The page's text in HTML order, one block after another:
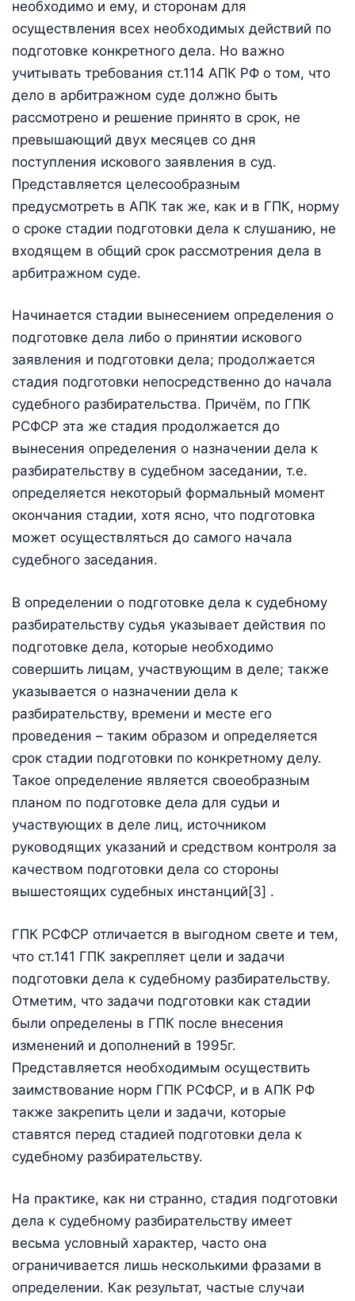
необходимо и ему, и сторонам для
осуществления всех необходимых действий по
подготовке конкретного дела. Но важно
учитывать требования ст.114 АПК РФ о том, что
дело в арбитражном суде должно быть
рассмотрено и решение принято в срок, не
превышающий двух месяцев со дня
поступления искового заявления в суд.
Представляется целесообразным
предусмотреть в АПК так же, как и в ГПК, норму
о сроке стадии подготовки дела к слушанию, не
входящем в общий срок рассмотрения дела в
арбитражном суде.
Начинается стадии вынесением определения о
подготовке дела либо о принятии искового
заявления и подготовки дела; продолжается
стадия подготовки непосредственно до начала
судебного разбирательства. Причём, по ГПК
РСФСР эта же стадия продолжается до
вынесения определения о назначении дела к
разбирательству в судебном заседании, т.е.
определяется некоторый формальный момент
окончания стадии, хотя ясно, что подготовка
может осуществляться до самого начала
судебного заседания.
В определении о подготовке дела к судебному
разбирательству судья указывает действия по
подготовке дела, которые необходимо
совершить лицам, участвующим в деле; также
указывается о назначении дела к
разбирательству, времени и месте его
проведения – таким образом и определяется
срок стадии подготовки по конкретному делу.
Такое определение является своеобразным
планом по подготовке дела для судьи и
участвующих в деле лиц, источником
руководящих указаний и средством контроля за
качеством подготовки дела со стороны
вышестоящих судебных инстанций[3] .
ГПК РСФСР отличается в выгодном свете и тем,
что ст.141 ГПК закрепляет цели и задачи
подготовки дела к судебному разбирательству.
Отметим, что задачи подготовки как стадии
были определены в ГПК после внесения
изменений и дополнений в 1995г.
Представляется необходимым осуществить
заимствование норм ГПК РСФСР, и в АПК РФ
также закрепить цели и задачи, которые
ставятся перед стадией подготовки дела к
судебному разбирательству.
На практике, как ни странно, стадия подготовки
дела к судебному разбирательству имеет
весьма условный характер, часто она
ограничивается лишь несколькими фразами в
определении. Как результат, частые случаи